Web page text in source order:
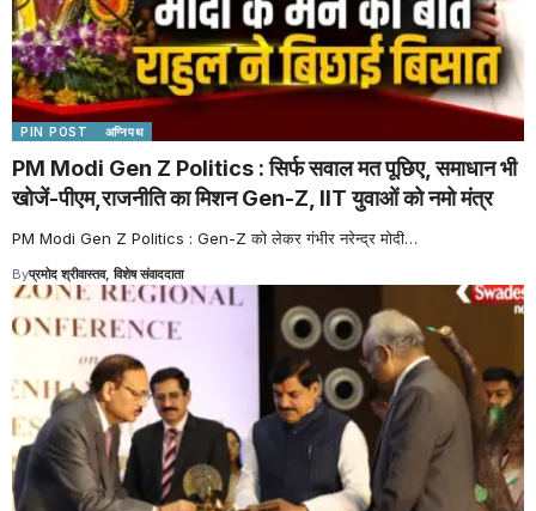
PIN POST अग्निपथ
PM Modi Gen Z Politics : सिर्फ सवाल मत पूछिए, समाधान भी
खोजें-पीएम,राजनीति का मिशन Gen-Z, IIT युवाओं को नमो मंत्र
PM Modi Gen Z Politics : Gen-Z को लेकर गंभीर नरेन्द्र मोदी…
Byप्रमोद श्रीवास्तव, विशेष संवाददाता